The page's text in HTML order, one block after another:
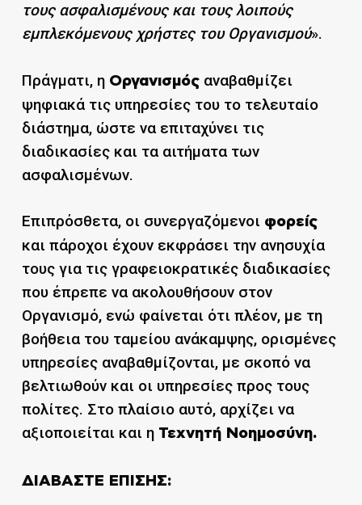
τους ασφαλισμένους και τους λοιπούς
εμπλεκόμενους χρήστες του Οργανισμού».
Πράγματι, η Οργανισμόςαναβαθμίζει
ψηφιακά τις υπηρεσίες του το τελευταίο
διάστημα, ώστε να επιταχύνει τις
διαδικασίες και τα αιτήματα των
ασφαλισμένων.
Επιπρόσθετα, οι συνεργαζόμενοι φορείς
και πάροχοι έχουν εκφράσει την ανησυχία
τους για τις γραφειοκρατικές διαδικασίες
που έπρεπε να ακολουθήσουν στον
Οργανισμό, ενώ φαίνεται ότι πλέον, με τη
βοήθεια του ταμείου ανάκαμψης, ορισμένες
υπηρεσίες αναβαθμίζονται, με σκοπό να
βελτιωθούν και οι υπηρεσίες προς τους
πολίτες. Στο πλαίσιο αυτό, αρχίζει να
αξιοποιείται και η Τεχνητή Νοημοσύνη.
ΔΙΑΒΑΣΤΕ ΕΠΙΣΗΣ: